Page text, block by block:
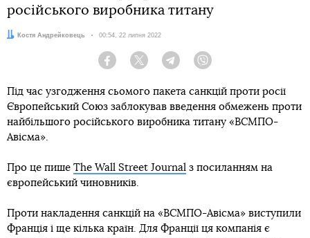
російського виробника титану
Автор:Костя Андрейковець Дата:
00:54, 22 липня 2022
Facebook Twitter Telegram
Під час узгодження сьомого пакета санкцій проти росії
Європейський Союз заблокував введення обмежень проти
найбільшого російського виробника титану «ВСМПО-
Авісма».
Про це пише The Wall Street Journal з посиланням на
європейський чиновників.
Проти накладення санкцій на «ВСМПО-Авісма» виступили
Франція і ще кілька країн. Для Франції ця компанія є